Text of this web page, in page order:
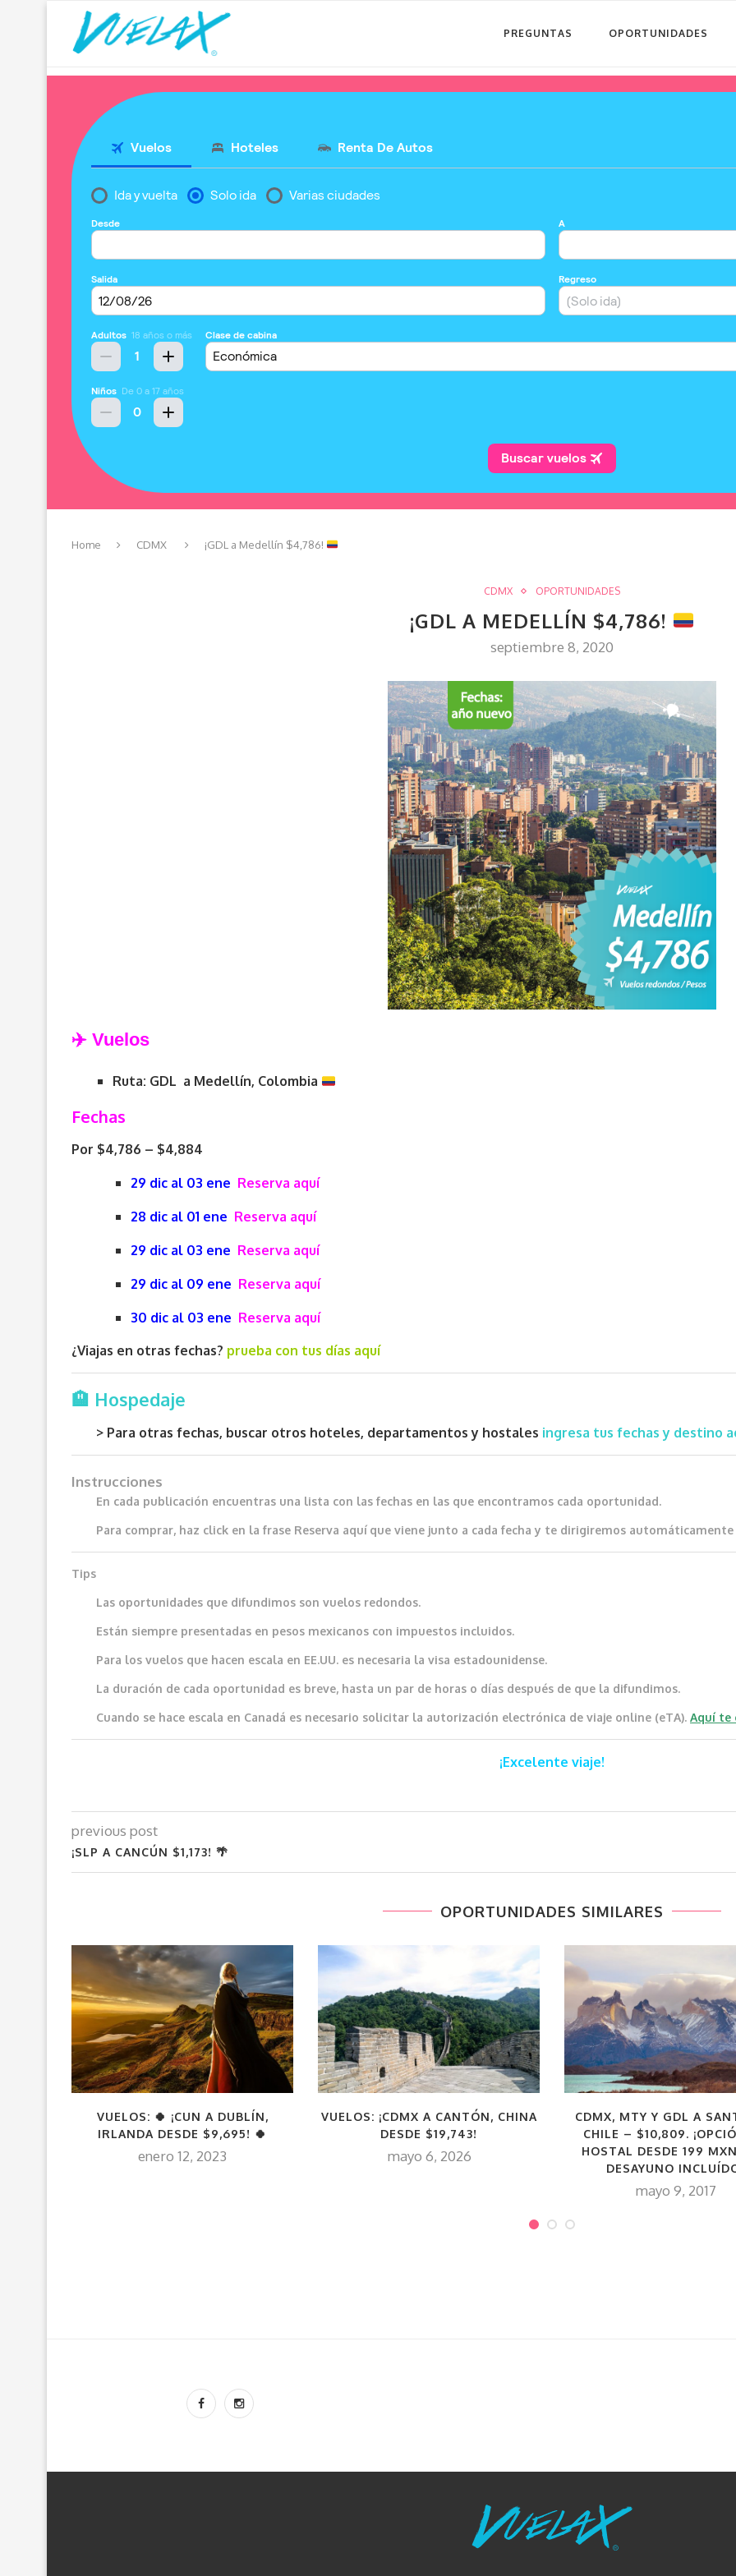
PREGUNTAS OPORTUNIDADES
Home CDMX ¡GDL a Medellín $4,786!
CDMX OPORTUNIDADES
¡GDL A MEDELLÍN $4,786!
septiembre 8, 2020
✈️ Vuelos
Ruta: GDL a Medellín, Colombia
Fechas
Por $4,786 – $4,884
29 dic al 03 ene Reserva aquí
28 dic al 01 ene Reserva aquí
29 dic al 03 ene Reserva aquí
29 dic al 09 ene Reserva aquí
30 dic al 03 ene Reserva aquí
¿Viajas en otras fechas? prueba con tus días aquí
🏨 Hospedaje
> Para otras fechas, buscar otros hoteles, departamentos y hostales ingresa tus fechas y destino
Instrucciones
En cada publicación encuentras una lista con las fechas en las que encontramos cada oportunidad.
Para comprar, haz click en la frase Reserva aquí que viene junto a cada fecha y te dirigiremos
Tips
Las oportunidades que difundimos son vuelos redondos.
Están siempre presentadas en pesos mexicanos con impuestos incluidos.
Para los vuelos que hacen escala en EE.UU. es necesaria la visa estadounidense.
La duración de cada oportunidad es breve, hasta un par de horas o días después de que la difundimos.
Cuando se hace escala en Canadá es necesario solicitar la autorización electrónica de viaje online (eTA). Aquí te
¡Excelente viaje!
previous post
¡SLP A CANCÚN $1,173! 🌴
OPORTUNIDADES SIMILARES
VUELOS: 🍀 ¡CUN A DUBLÍN,
IRLANDA DESDE $9,695! 🍀
enero 12, 2023
VUELOS: ¡CDMX A CANTÓN, CHINA
DESDE $19,743!
mayo 6, 2026
CDMX, MTY Y GDL A
CHILE – $10,809.
HOSTAL DESDE 199
DESAYUNO
mayo 9, 2017